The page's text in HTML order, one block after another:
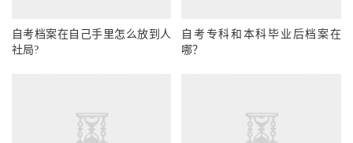
自考档案在自己手里怎么放到人
社局?
自考专科和本科毕业后档案在
哪？